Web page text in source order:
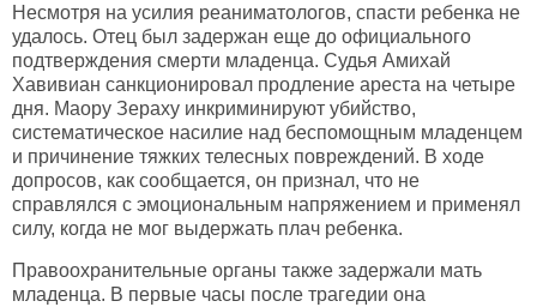
Несмотря на усилия реаниматологов, спасти ребенка не
удалось. Отец был задержан еще до официального
подтверждения смерти младенца. Судья Амихай
Хавивиан санкционировал продление ареста на четыре
дня. Маору Зераху инкриминируют убийство,
систематическое насилие над беспомощным младенцем
и причинение тяжких телесных повреждений. В ходе
допросов, как сообщается, он признал, что не
справлялся с эмоциональным напряжением и применял
силу, когда не мог выдержать плач ребенка.
Правоохранительные органы также задержали мать
младенца. В первые часы после трагедии она